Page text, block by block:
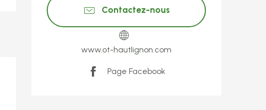
Contactez-nous
www.ot-hautlignon.com
Page Facebook